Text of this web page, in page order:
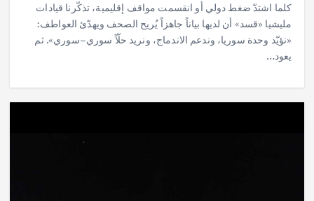
كلما اشتدّ ضغط دولي أو انقسمت مواقف إقليمية، تذكّرنا قيادات
مليشيا «قسد» أن لديها بياناً جاهزاً يُريح الصحف ويهدّئ العواطف:
«نؤيّد وحدة سوريا، وندعم الاندماج، ونريد حلّاً سوري–سوري». ثم
يعود…